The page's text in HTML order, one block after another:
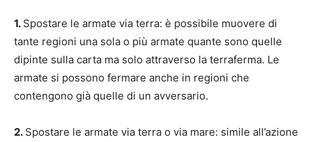
1. Spostare le armate via terra: è possibile muovere di
tante regioni una sola o più armate quante sono quelle
dipinte sulla carta ma solo attraverso la terraferma. Le
armate si possono fermare anche in regioni che
contengono già quelle di un avversario.
2. Spostare le armate via terra o via mare: simile all’azione